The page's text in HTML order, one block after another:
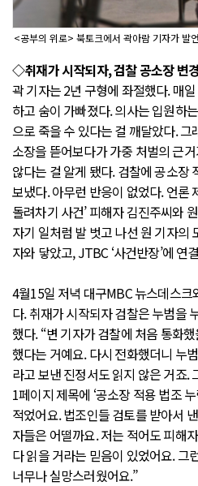
<공부의 위로> 북토크에서 곽아람 기자가
◇취재가 시작되자, 검찰 공소장 변경
곽 기자는 2년 구형에 좌절했다. 매
하고 숨이 가빠졌다. 의사는 입원하
으로 죽을 수 있다는 걸 깨달았다.
소장을 뜯어보다가 가중 처벌의 근
않다는 걸 알게 됐다. 검찰에 공소장
보냈다. 아무런 반응이 없었다. 언론
돌려차기 사건’ 피해자 김진주씨와
자기 일처럼 발 벗고 나선 원 기자의
자와 닿았고, JTBC ‘사건반장’에 연
4월15일 저녁 대구MBC 뉴스데스크
다. 취재가 시작되자 검찰은 누범을
했다. “변 기자가 검찰에 처음 통화
했다는 거예요. 다시 전화했더니 누
라고 보낸 진정서도 읽지 않은 거죠.
1페이지 제목에 ‘공소장 적용 법조
적었어요. 법조인들 검토를 받아서
자들은 어떨까요. 저는 적어도 피해
다 읽을 거라는 믿음이 있었어요. 그
너무나 실망스러웠어요.”